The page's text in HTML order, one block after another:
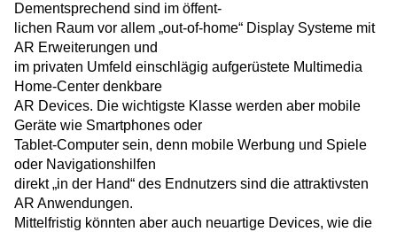
Dementsprechend sind im öffent-
lichen Raum vor allem „out-of-home“ Display Systeme mit
AR Erweiterungen und
im privaten Umfeld einschlägig aufgerüstete Multimedia
Home-Center denkbare
AR Devices. Die wichtigste Klasse werden aber mobile
Geräte wie Smartphones oder
Tablet-Computer sein, denn mobile Werbung und Spiele
oder Navigationshilfen
direkt „in der Hand“ des Endnutzers sind die attraktivsten
AR Anwendungen.
Mittelfristig könnten aber auch neuartige Devices, wie die